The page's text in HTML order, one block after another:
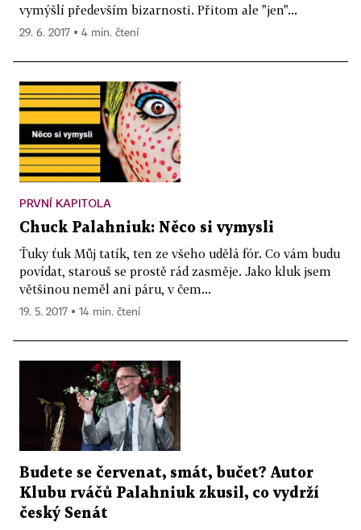
vymýšlí především bizarnosti. Přitom ale "jen"...
29. 6. 2017 ▪ 4 min. čtení
PRVNÍ KAPITOLA
Chuck Palahniuk: Něco si vymysli
Ťuky ťuk Můj tatík, ten ze všeho udělá fór. Co vám budu
povídat, starouš se prostě rád zasměje. Jako kluk jsem
většinou neměl ani páru, v čem...
19. 5. 2017 ▪ 14 min. čtení
Budete se červenat, smát, bučet? Autor
Klubu rváčů Palahniuk zkusil, co vydrží
český Senát